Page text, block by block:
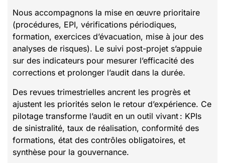
Nous accompagnons la mise en œuvre prioritaire
(procédures, EPI, vérifications périodiques,
formation, exercices d’évacuation, mise à jour des
analyses de risques). Le suivi post-projet s’appuie
sur des indicateurs pour mesurer l’efficacité des
corrections et prolonger l’audit dans la durée.
Des revues trimestrielles ancrent les progrès et
ajustent les priorités selon le retour d’expérience. Ce
pilotage transforme l’audit en un outil vivant : KPIs
de sinistralité, taux de réalisation, conformité des
formations, état des contrôles obligatoires, et
synthèse pour la gouvernance.